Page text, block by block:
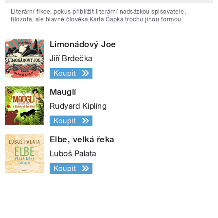
Literární fikce, pokus přiblížit literární nadsázkou spisovatele,
filozofa, ale hlavně člověka Karla Čapka trochu jinou formou.
Limonádový Joe
Jiří Brdečka
Koupit
Mauglí
Rudyard Kipling
Koupit
Elbe, velká řeka
Luboš Palata
Koupit